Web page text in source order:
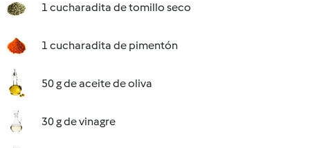
1 cucharadita de tomillo seco
1 cucharadita de pimentón
50 g de aceite de oliva
30 g de vinagre